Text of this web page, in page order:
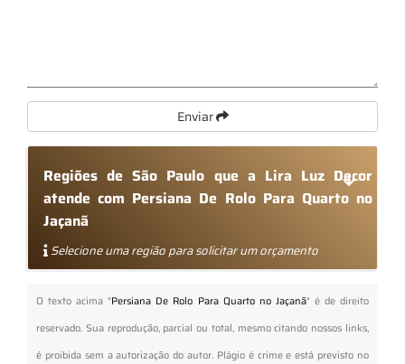
Enviar
Regiões de São Paulo que a Lira Luz Decor
atende com Persiana De Rolo Para Quarto no
Jaçanã
Selecione uma região para solicitar um orçamento
O texto acima "Persiana De Rolo Para Quarto no Jaçanã" é de direito
reservado. Sua reprodução, parcial ou total, mesmo citando nossos links,
é proibida sem a autorização do autor. Plágio é crime e está previsto no